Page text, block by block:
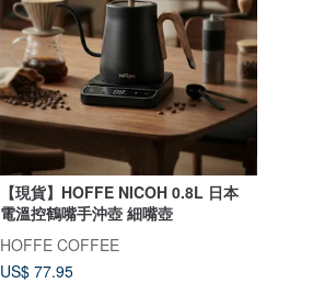
【現貨】HOFFE NICOH 0.8L 日本
電溫控鶴嘴手沖壺 細嘴壺
HOFFE COFFEE
US$ 77.95